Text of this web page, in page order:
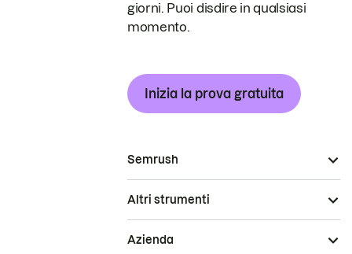
giorni. Puoi disdire in qualsiasi
momento.
Inizia la prova gratuita
Semrush
Altri strumenti
Azienda